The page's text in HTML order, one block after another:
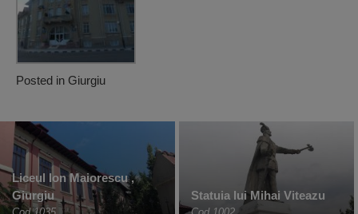
Posted in Giurgiu
Liceul Ion Maiorescu ,
Giurgiu
Statuia lui Mihai Viteazu